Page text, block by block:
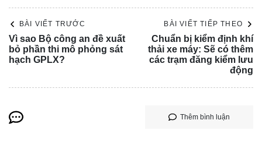
BÀI VIẾT TRƯỚC
Vì sao Bộ công an đề xuất
bỏ phần thi mô phỏng sát
hạch GPLX?
BÀI VIẾT TIẾP THEO
Chuẩn bị kiểm định khí
thải xe máy: Sẽ có thêm
các trạm đăng kiểm lưu
động
Thêm bình luận